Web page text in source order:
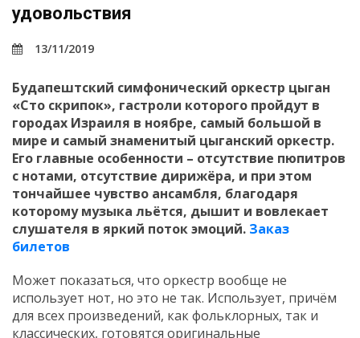
удовольствия
13/11/2019
Будапештский симфонический оркестр цыган
«Сто скрипок», гастроли которого пройдут в
городах Израиля в ноябре, самый большой в
мире и самый знаменитый цыганский оркестр.
Его главные особенности – отсутствие пюпитров
с нотами, отсутствие дирижёра, и при этом
тончайшее чувство ансамбля, благодаря
которому музыка льётся, дышит и вовлекает
слушателя в яркий поток эмоций. Заказ
билетов
Может показаться, что оркестр вообще не
использует нот, но это не так. Использует, причём
для всех произведений, как фольклорных, так и
классических, готовятся оригинальные